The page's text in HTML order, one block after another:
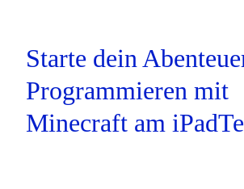
Starte dein
Programmieren mit
Minecraft am